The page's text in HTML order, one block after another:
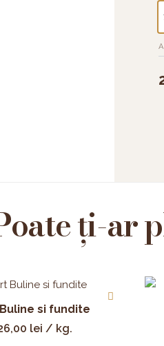
ți-ar
si fundite
lei / kg.